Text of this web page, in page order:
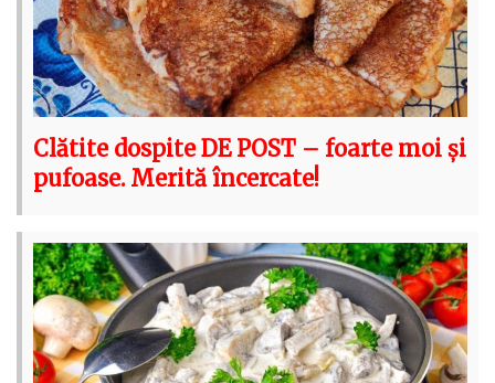
Clătite dospite DE POST – foarte moi și
pufoase. Merită încercate!